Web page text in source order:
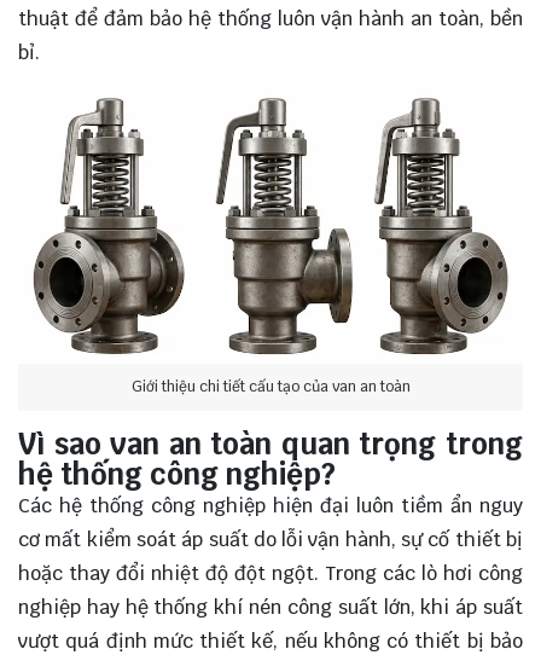
thuật để đảm bảo hệ thống luôn vận hành an toàn, bền
bỉ.
Giới thiệu chi tiết cấu tạo của van an toàn
Vì sao van an toàn quan trọng trong
hệ thống công nghiệp?
Các hệ thống công nghiệp hiện đại luôn tiềm ẩn nguy
cơ mất kiểm soát áp suất do lỗi vận hành, sự cố thiết bị
hoặc thay đổi nhiệt độ đột ngột. Trong các lò hơi công
nghiệp hay hệ thống khí nén công suất lớn, khi áp suất
vượt quá định mức thiết kế, nếu không có thiết bị bảo